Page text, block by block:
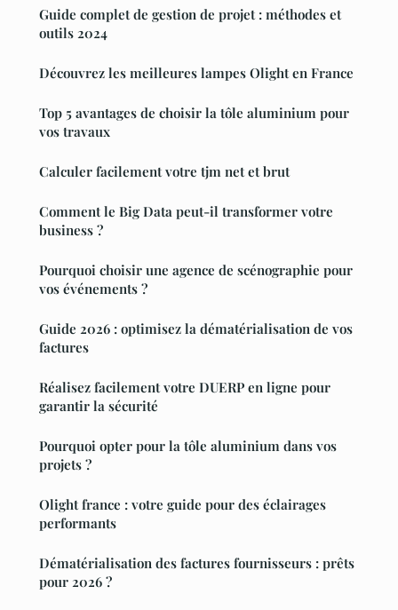
Guide complet de gestion de projet : méthodes et
outils 2024
Découvrez les meilleures lampes Olight en France
Top 5 avantages de choisir la tôle aluminium pour
vos travaux
Calculer facilement votre tjm net et brut
Comment le Big Data peut-il transformer votre
business ?
Pourquoi choisir une agence de scénographie pour
vos événements ?
Guide 2026 : optimisez la dématérialisation de vos
factures
Réalisez facilement votre DUERP en ligne pour
garantir la sécurité
Pourquoi opter pour la tôle aluminium dans vos
projets ?
Olight france : votre guide pour des éclairages
performants
Dématérialisation des factures fournisseurs : prêts
pour 2026 ?